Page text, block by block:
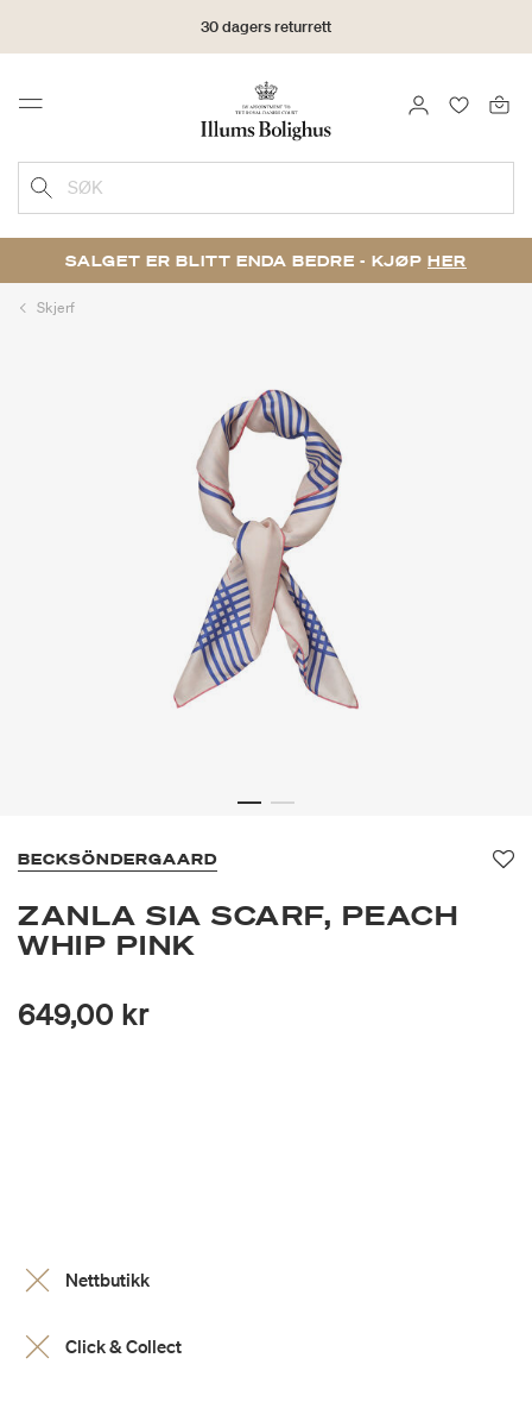
30 dagers returrett
Menu LOGG INN
SØK
SALGET ER BLITT ENDA BEDRE - KJØP HER
Skjerf
BECKSÖNDERGAARD
ZANLA SIA SCARF, PEACH
WHIP PINK
649,00 kr
Nettbutikk
Click & Collect